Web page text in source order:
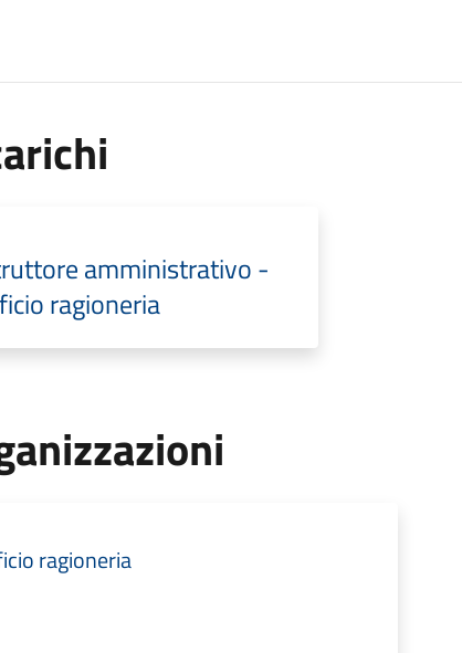
amministrativo -
ragioneria
ragioneria